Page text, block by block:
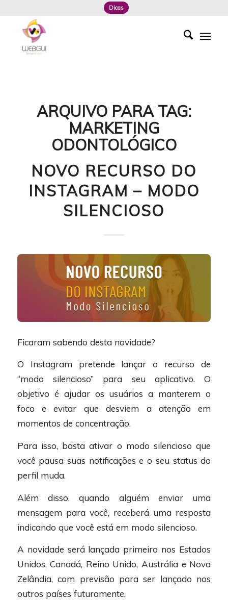
Dicas
ARQUIVO PARA TAG:
MARKETING
ODONTOLÓGICO
NOVO RECURSO DO
INSTAGRAM – MODO
SILENCIOSO
Ficaram sabendo desta novidade?
O Instagram pretende lançar o recurso de
“modo silencioso” para seu aplicativo. O
objetivo é ajudar os usuários a manterem o
foco e evitar que desviem a atenção em
momentos de concentração.
Para isso, basta ativar o modo silencioso que
você pausa suas notificações e o seu status do
perfil muda.
Além disso, quando alguém enviar uma
mensagem para você, receberá uma resposta
indicando que você está em modo silencioso.
A novidade será lançada primeiro nos Estados
Unidos, Canadá, Reino Unido, Austrália e Nova
Zelândia, com previsão para ser lançado nos
outros países futuramente.